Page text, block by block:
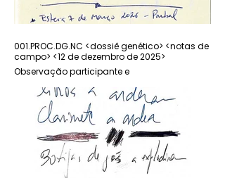
001.PROC.DG.NC <dossiê genético> <notas de
campo> <12 de dezembro de 2025>
Observação participante e
- Ruben Ferreira